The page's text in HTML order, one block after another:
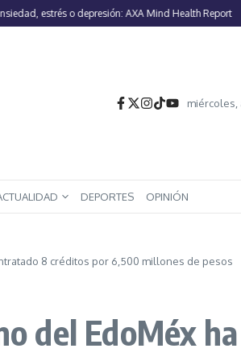
estrés o depresión: AXA Mind Health Report
miércoles,
DEPORTES OPINIÓN
8 créditos por 6,500 millones de pesos
del EdoMéx